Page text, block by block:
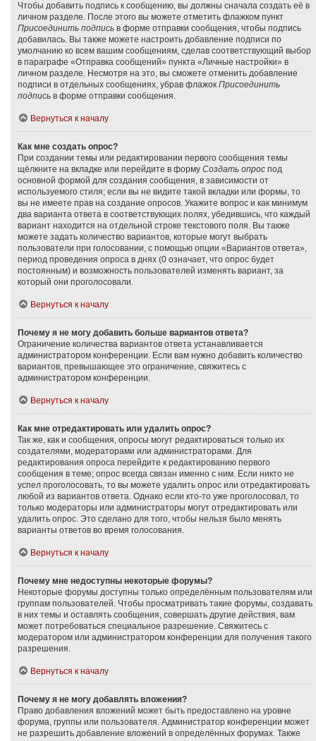
Чтобы добавить подпись к сообщению, вы должны сначала создать её в
личном разделе. После этого вы можете отметить флажком пункт
Присоединить подпись в форме отправки сообщения, чтобы подпись
добавилась. Вы также можете настроить добавление подписи по
умолчанию ко всем вашим сообщениям, сделав соответствующий выбор
в параграфе «Отправка сообщений» пункта «Личные настройки» в
личном разделе. Несмотря на это, вы сможете отменить добавление
подписи в отдельных сообщениях, убрав флажок Присоединить
подпись в форме отправки сообщения.
Вернуться к началу
Как мне создать опрос?
При создании темы или редактировании первого сообщения темы
щёлкните на вкладке или перейдите в форму Создать опрос под
основной формой для создания сообщения, в зависимости от
используемого стиля; если вы не видите такой вкладки или формы, то
вы не имеете прав на создание опросов. Укажите вопрос и как минимум
два варианта ответа в соответствующих полях, убедившись, что каждый
вариант находится на отдельной строке текстового поля. Вы также
можете задать количество вариантов, которые могут выбрать
пользователи при голосовании, с помощью опции «Вариантов ответа»,
период проведения опроса в днях (0 означает, что опрос будет
постоянным) и возможность пользователей изменять вариант, за
который они проголосовали.
Вернуться к началу
Почему я не могу добавить больше вариантов ответа?
Ограничение количества вариантов ответа устанавливается
администратором конференции. Если вам нужно добавить количество
вариантов, превышающее это ограничение, свяжитесь с
администратором конференции.
Вернуться к началу
Как мне отредактировать или удалить опрос?
Так же, как и сообщения, опросы могут редактироваться только их
создателями, модераторами или администраторами. Для
редактирования опроса перейдите к редактированию первого
сообщения в теме; опрос всегда связан именно с ним. Если никто не
успел проголосовать, то вы можете удалить опрос или отредактировать
любой из вариантов ответа. Однако если кто-то уже проголосовал, то
только модераторы или администраторы могут отредактировать или
удалить опрос. Это сделано для того, чтобы нельзя было менять
варианты ответов во время голосования.
Вернуться к началу
Почему мне недоступны некоторые форумы?
Некоторые форумы доступны только определённым пользователям или
группам пользователей. Чтобы просматривать такие форумы, создавать
в них темы и оставлять сообщения, совершать другие действия, вам
может потребоваться специальное разрешение. Свяжитесь с
модератором или администратором конференции для получения такого
разрешения.
Вернуться к началу
Почему я не могу добавлять вложения?
Право добавления вложений может быть предоставлено на уровне
форума, группы или пользователя. Администратор конференции может
не разрешить добавление вложений в определённых форумах. Также